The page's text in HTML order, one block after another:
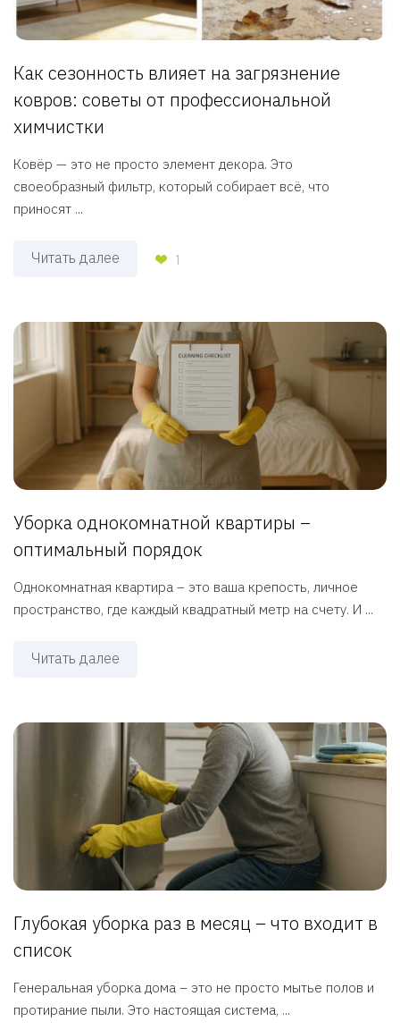
Как сезонность влияет на загрязнение
ковров: советы от профессиональной
химчистки
Ковёр — это не просто элемент декора. Это
своеобразный фильтр, который собирает всё, что
приносят ...
Читать далее 1
Уборка однокомнатной квартиры –
оптимальный порядок
Однокомнатная квартира – это ваша крепость, личное
пространство, где каждый квадратный метр на счету. И ...
Читать далее
Глубокая уборка раз в месяц – что входит в
список
Генеральная уборка дома – это не просто мытье полов и
протирание пыли. Это настоящая система, ...